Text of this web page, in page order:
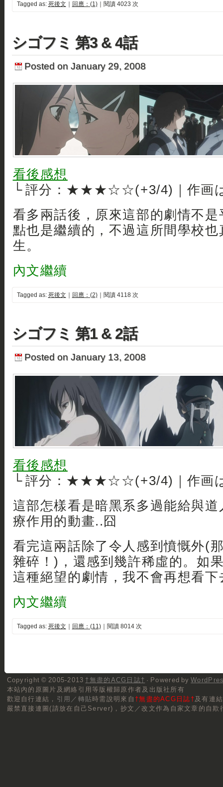
Tagged as: 死後文 回應：(1)｜閱讀 4023 次
シゴフミ 第3 & 4話
Posted on January 29, 2008
看後感想
└ 評分：★★★☆☆(+3/4)｜作画
看多兩話後，原來這部的劇情不
點也是繼續的，不過這所間學校
生。
內文繼續
Tagged as: 死後文 回應：(2)｜閱讀 4118 次
シゴフミ 第1 & 2話
Posted on January 13, 2008
看後感想
└ 評分：★★★☆☆(+3/4)｜作画
這部怎樣看是暗黑系多過能給與
療作用的動畫..囧
看完這兩話除了令人感到憤慨外(
雜碎！)，還感到幾許稀虛的。如
這種絕望的劇情，我不會再想看下
內文繼續
Tagged as: 死後文 回應：(11)｜閱讀 8014 次
Copyright © 2005-2013 †無盡的ACG日誌† · Powered by
本站內的原圖片及網絡引用等版權歸原作者及出版社所有
歡迎自行連結， 引用／轉貼時需說明來自 †無盡的ACG日誌†及有連
嚴禁直接連圖(請放在自己Server)，抄文／改文作為自家文章的自欺